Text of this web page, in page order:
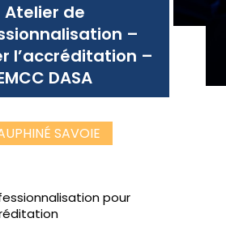
Atelier de
–
l’accréditation –
DASA
SAVOIE
pour